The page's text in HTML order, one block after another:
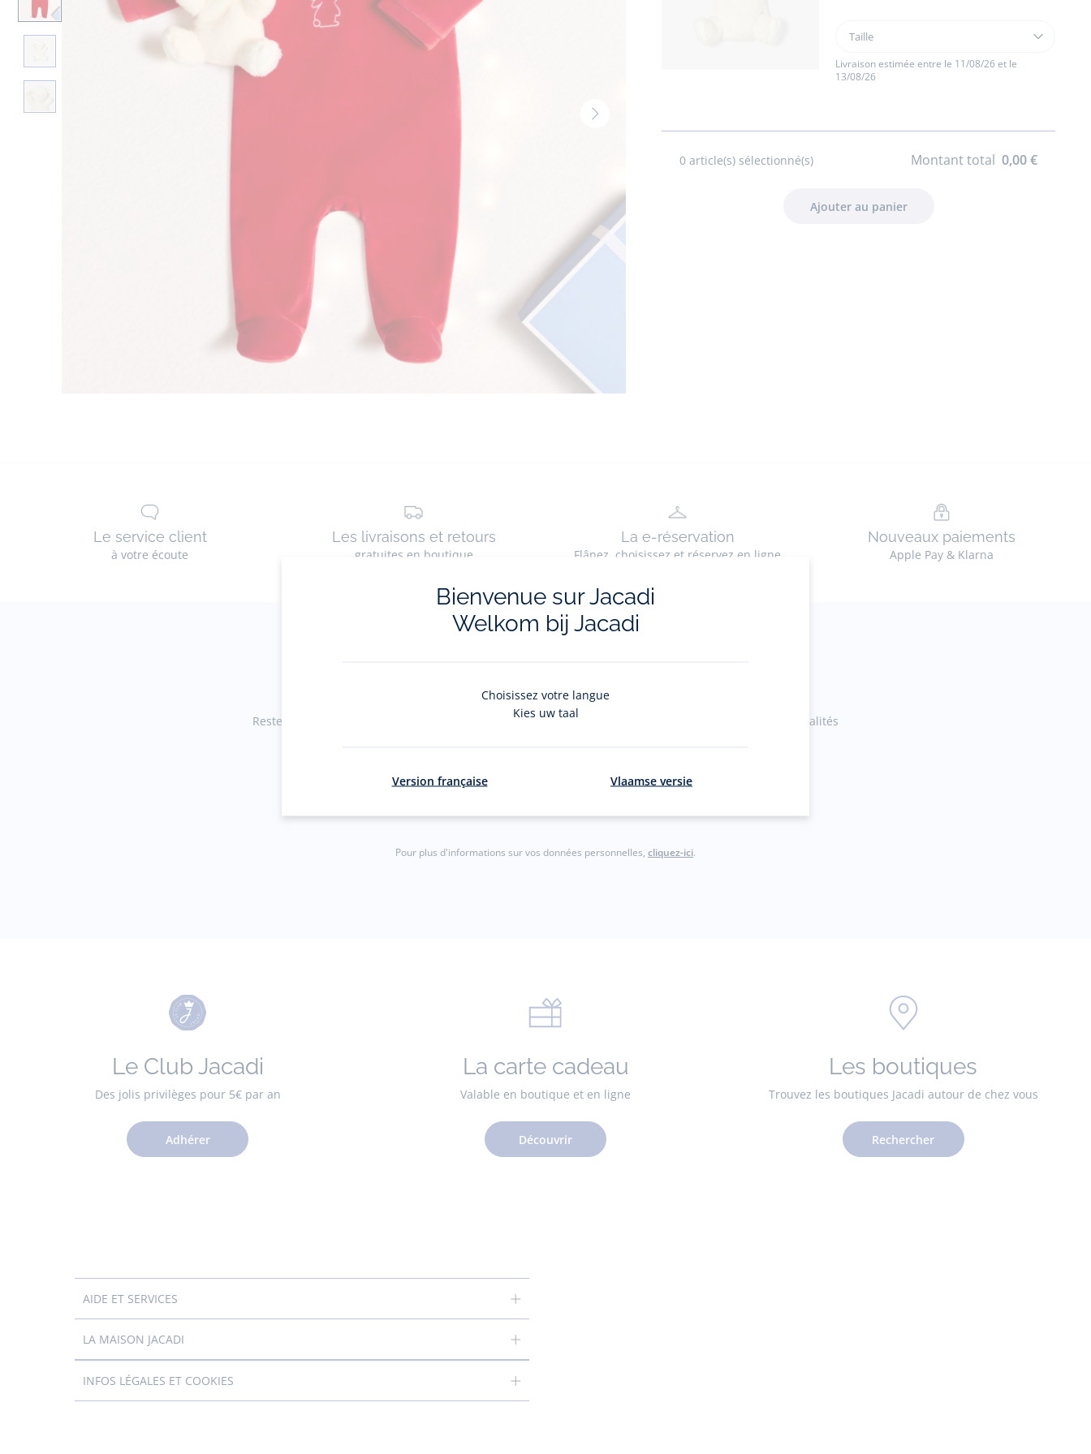
Volgende
Taille
Peluche
lapin
Taille
Livraison estimée entre le 11/08/26 et le
13/08/26
0 article(s) sélectionné(s) Montant total 0,00 €
Le service client
à votre écoute
Les livraisons et retours
gratuites en boutique
La e-réservation
Flânez, choisissez et réservez en ligne
Nouveaux paiements
Apple Pay & Klarna
Restez informés des nouveautés Jacadi : ventes privées, offres exclusives, nouvelles collections et actualités
S'inscrire
Pour plus d'informations sur vos données personnelles, cliquez-ici.
Le Club Jacadi
Des jolis privilèges pour 5€ par an
Adhérer
La carte cadeau
Valable en boutique et en ligne
Découvrir
Les boutiques
Trouvez les boutiques Jacadi autour de chez vous
Rechercher
AIDE ET SERVICES
LA MAISON JACADI
INFOS LÉGALES ET COOKIES
Bienvenue sur Jacadi
Welkom bij Jacadi
Choisissez votre langue
Kies uw taal
Version française Vlaamse versie